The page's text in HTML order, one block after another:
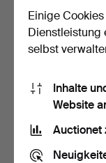
TASCHENUHR,
Silber.
Beendet 9. Jun 2026
9 Gebote
Einige
Dienstleistung
selbst
Inhalte
Website
Auctionet